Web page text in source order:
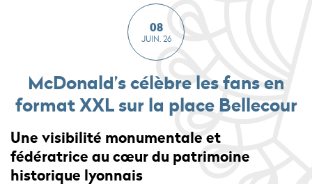
McDonald’s célèbre les fans en
format XXL sur la place Bellecour
08
JUIN. 26
Une visibilité monumentale et
fédératrice au cœur du patrimoine
historique lyonnais